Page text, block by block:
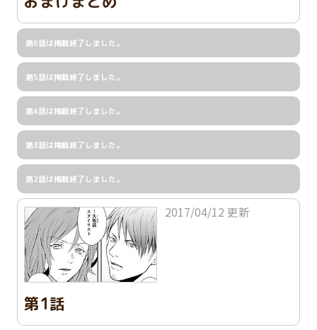
第6話は掲載終了しました。
第5話は掲載終了しました。
第4話は掲載終了しました。
第3話は掲載終了しました。
第2話は掲載終了しました。
2017/04/12 更新
第1話